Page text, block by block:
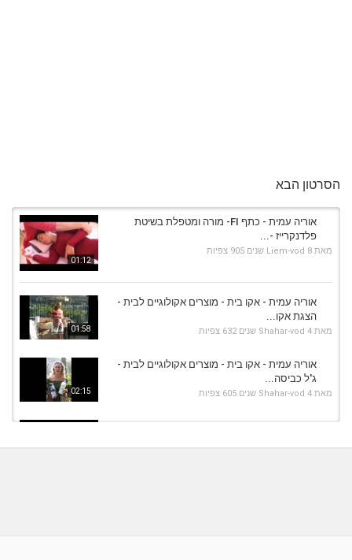
הסרטון הבא
01:12
אוריה עמית - כתף FI- מורה ומטפלת בשיטת
פלדנקרייז -...
מאת Liem-vod 8 שנים 905 צפיות
01:58
אוריה עמית - אקו בית - מוצרים אקולוגיים לבית -
הצגת אקו...
מאת Shahar-vod 4 שנים 632 צפיות
02:15
אוריה עמית - אקו בית - מוצרים אקולוגיים לבית -
ג'ל כביסה...
מאת Shahar-vod 4 שנים 605 צפיות